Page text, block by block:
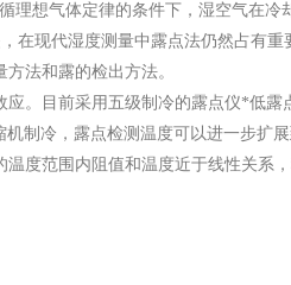
想气体定律的条件下，湿空气在冷
在现代湿度测量中露点法仍然占有重
法和露的检出方法。
。目前采用五级制冷的露点仪*低露
制冷，露点检测温度可以进一步扩展
度范围内阻值和温度近于线性关系